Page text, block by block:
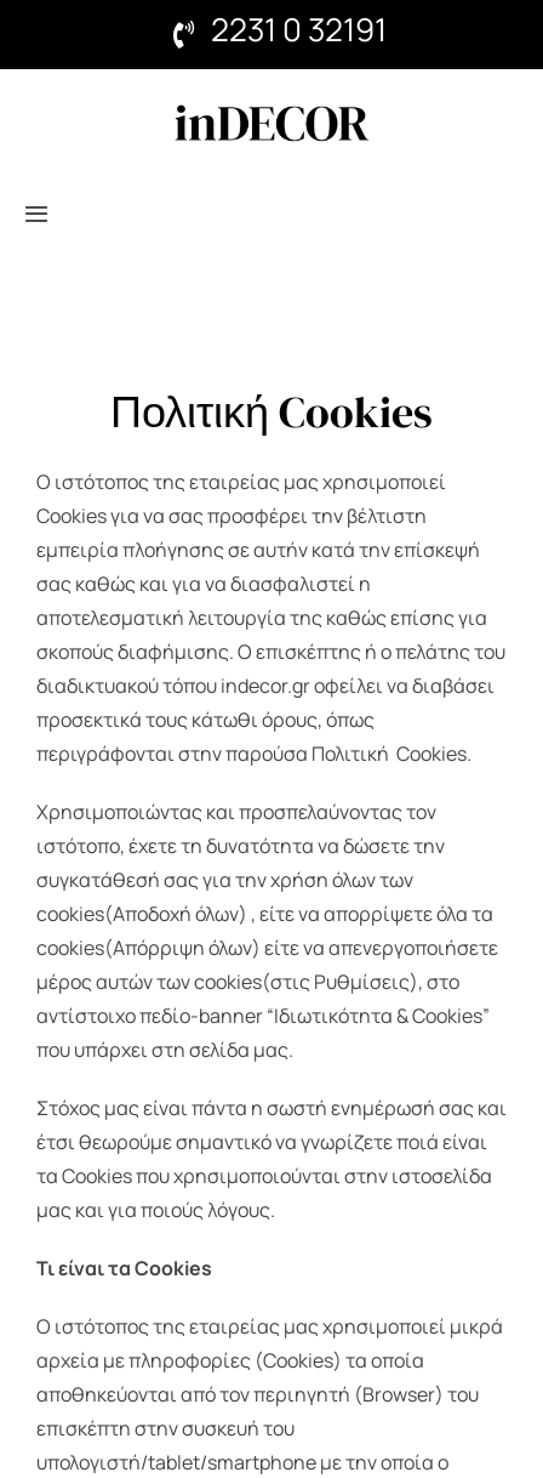
2231 0 32191
Toggle
Τραπεζαρία
Παιδικό
Διακόσμηση
Stock House
Επικοινωνία
Αναζήτηση
για:
Πολιτική Cookies
Ο ιστότοπος της εταιρείας μας χρησιμοποιεί
Cookies για να σας προσφέρει την βέλτιστη
εμπειρία πλοήγησης σε αυτήν κατά την επίσκεψή
σας καθώς και για να διασφαλιστεί η
αποτελεσματική λειτουργία της καθώς επίσης για
σκοπούς διαφήμισης. Ο επισκέπτης ή ο πελάτης του
διαδικτυακού τόπου indecor.gr οφείλει να διαβάσει
προσεκτικά τους κάτωθι όρους, όπως
περιγράφονται στην παρούσα Πολιτική Cookies.
Χρησιμοποιώντας και προσπελαύνοντας τον
ιστότοπο, έχετε τη δυνατότητα να δώσετε την
συγκατάθεσή σας για την χρήση όλων των
cookies(Αποδοχή όλων) , είτε να απορρίψετε όλα τα
cookies(Απόρριψη όλων) είτε να απενεργοποιήσετε
μέρος αυτών των cookies(στις Ρυθμίσεις), στο
αντίστοιχο πεδίο-banner “Ιδιωτικότητα & Cookies”
που υπάρχει στη σελίδα μας.
Στόχος μας είναι πάντα η σωστή ενημέρωσή σας και
έτσι θεωρούμε σημαντικό να γνωρίζετε ποιά είναι
τα Cookies που χρησιμοποιούνται στην ιστοσελίδα
μας και για ποιούς λόγους.
Τι είναι τα Cookies
Ο ιστότοπος της εταιρείας μας χρησιμοποιεί μικρά
αρχεία με πληροφορίες (Cookies) τα οποία
αποθηκεύονται από τον περιηγητή (Browser) του
επισκέπτη στην συσκευή του
υπολογιστή/tablet/smartphone με την οποία ο